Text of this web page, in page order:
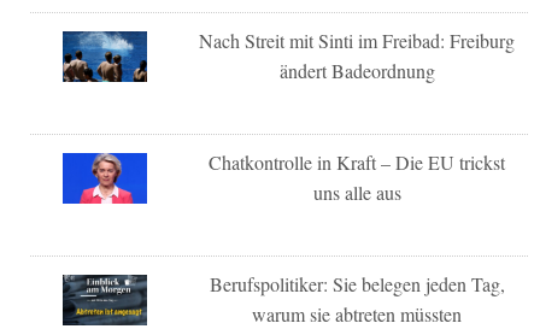
Nach Streit mit Sinti im Freibad: Freiburg
ändert Badeordnung
Chatkontrolle in Kraft – Die EU trickst
uns alle aus
Berufspolitiker: Sie belegen jeden Tag,
warum sie abtreten müssten